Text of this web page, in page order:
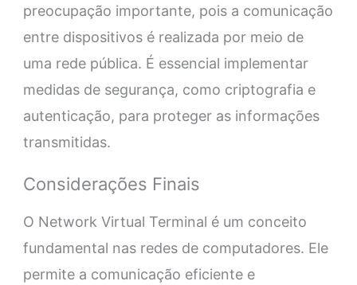
preocupação importante, pois a comunicação
entre dispositivos é realizada por meio de
uma rede pública. É essencial implementar
medidas de segurança, como criptografia e
autenticação, para proteger as informações
transmitidas.
Considerações Finais
O Network Virtual Terminal é um conceito
fundamental nas redes de computadores. Ele
permite a comunicação eficiente e